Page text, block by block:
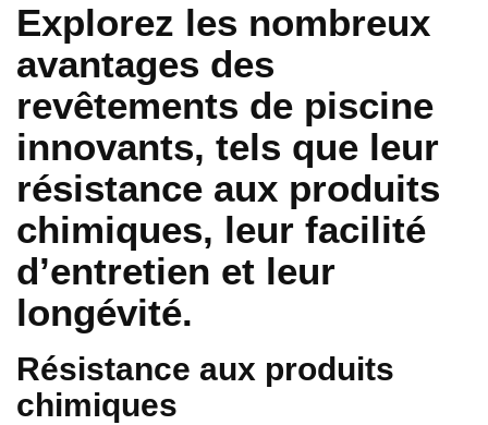
Explorez les nombreux
avantages des
revêtements de piscine
innovants, tels que leur
résistance aux produits
chimiques, leur facilité
d’entretien et leur
longévité.
Résistance aux produits
chimiques